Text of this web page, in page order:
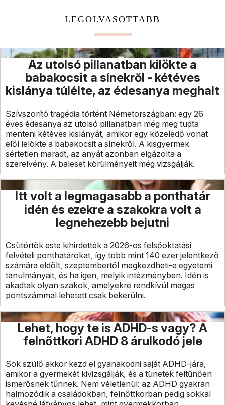
LEGOLVASOTTABB
Az utolsó pillanatban kilökte a
babakocsit a sínekről - kétéves
kislánya túlélte, az édesanya meghalt
Szívszorító tragédia történt Németországban: egy 26
éves édesanya az utolsó pillanatban még meg tudta
menteni kétéves kislányát, amikor egy közeledő vonat
elől lelökte a babakocsit a sínekről. A kisgyermek
sértetlen maradt, az anyát azonban elgázolta a
szerelvény. A baleset körülményeit még vizsgálják.
Itt volt a legmagasabb a ponthatár
idén és ezekre a szakokra volt a
legnehezebb bejutni
Csütörtök este kihirdették a 2026-os felsőoktatási
felvételi ponthatárokat, így több mint 140 ezer jelentkező
számára eldőlt, szeptembertől megkezdheti-e egyetemi
tanulmányait, és ha igen, melyik intézményben. Idén is
akadtak olyan szakok, amelyekre rendkívül magas
pontszámmal lehetett csak bekerülni.
Lehet, hogy te is ADHD-s vagy? A
felnőttkori ADHD 8 árulkodó jele
Sok szülő akkor kezd el gyanakodni saját ADHD-jára,
amikor a gyermekét kivizsgálják, és a tünetek feltűnően
ismerősnek tűnnek. Nem véletlenül: az ADHD gyakran
halmozódik a családokban, felnőttkorban pedig sokkal